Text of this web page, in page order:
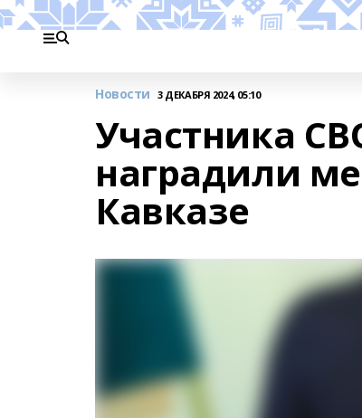
Новости 3 ДЕКАБРЯ 2024, 05:10
Участника
наградили
Кавказе